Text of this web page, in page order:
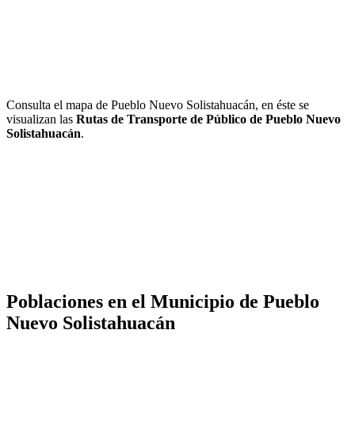
Consulta el mapa de Pueblo Nuevo Solistahuacán, en éste se
visualizan las Rutas de Transporte de Público de Pueblo Nuevo
Solistahuacán.
Poblaciones en el Municipio de Pueblo
Nuevo Solistahuacán